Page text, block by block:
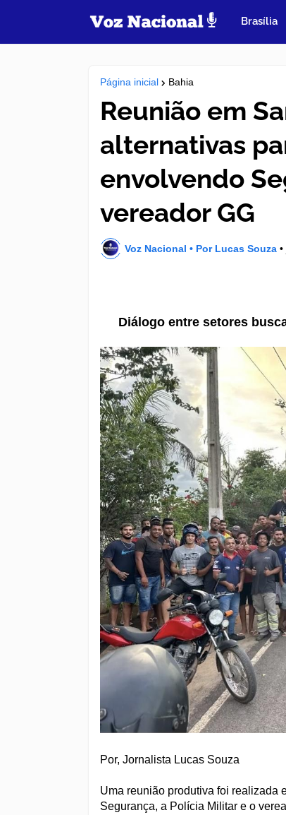
Brasília
Página inicial Bahia
Reunião em
alternativas
envolvendo
vereador GG
Voz Nacional • Por Lucas Souza •
Diálogo entre setores
Por, Jornalista Lucas Souza
Uma reunião produtiva foi realizada
Segurança, a Polícia Militar e o